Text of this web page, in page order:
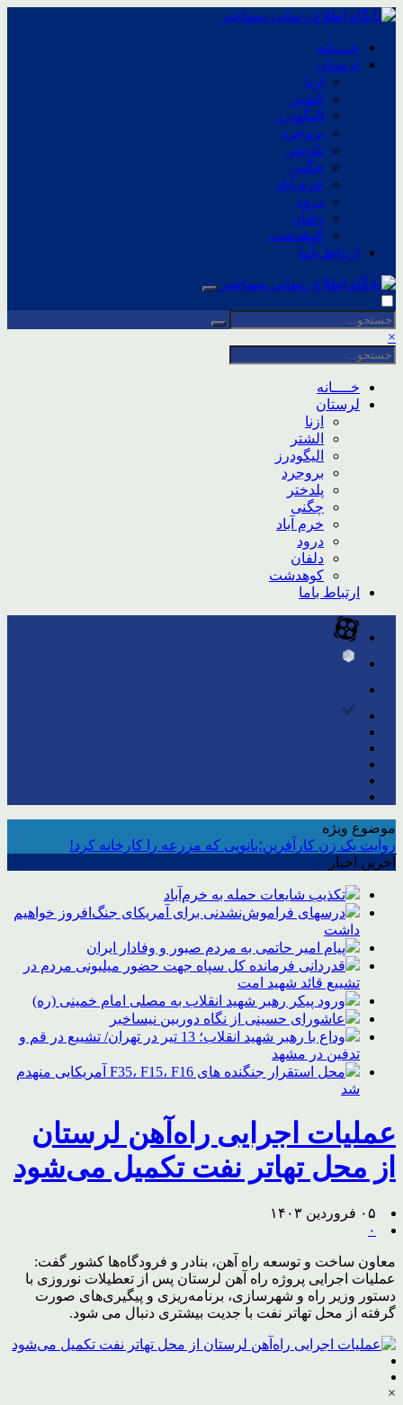
خــــانه
لرستان
ازنا
الشتر
الیگودرز
بروجرد
پلدختر
چگنی
خرم آباد
درود
دلفان
کوهدشت
ارتباط باما
×
خــــانه
لرستان
ازنا
الشتر
الیگودرز
بروجرد
پلدختر
چگنی
خرم آباد
درود
دلفان
کوهدشت
ارتباط باما
موضوع ویژه
روایت یک زن کارآفرین؛بانویی که مزرعه را کارخانه کرد!
آخرین اخبار
تکذیب شایعات حمله به خرم‌آباد
درسهای فراموش‌نشدنی برای آمریکای جنگ‌افروز خواهیم
داشت
پیام امیر حاتمی به مردم صبور و وفادار ایران
قدردانی فرمانده کل سپاه جهت حضور میلیونی مردم در
تشییع قائد شهید امت
ورود پیکر رهبر شهید انقلاب به مصلی امام خمینی (ره)
عاشورای حسینی از نگاه دوربین نیساخبر
وداع با رهبر شهید انقلاب؛ 13 تیر در تهران/ تشییع در قم و
تدفین در مشهد
محل استقرار جنگنده های F35، F15، F16 آمریکایی منهدم
شد
عملیات اجرایی راه‌آهن لرستان
از محل تهاتر نفت تکمیل می‌شود
۰۵ فروردین ۱۴۰۳
۰
معاون ساخت و توسعه راه آهن، بنادر و فرودگاه‌ها کشور گفت:
عملیات اجرایی پروژه راه آهن لرستان پس از تعطیلات نوروزی با
دستور وزیر راه و شهرسازی، برنامه‌ریزی و پیگیری‌های صورت
گرفته از محل تهاتر نفت با جدیت بیشتری دنبال می شود.
×